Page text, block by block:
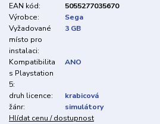
EAN kód:
5055277035670
Výrobce:
Sega
Vyžadované
místo pro
instalaci:
3 GB
Kompatibilita
s Playstation
5:
ANO
druh licence:
krabicová
žánr:
simulátory
Hlídat cenu / dostupnost